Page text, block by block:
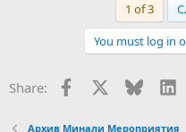
1 of 3
You must log in
Share: Facebook Bluesky
Архив Минали Мероприятия